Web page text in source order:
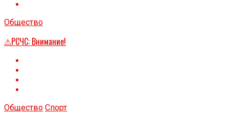
Общество
⚠РСЧС: Внимание!
Общество Спорт